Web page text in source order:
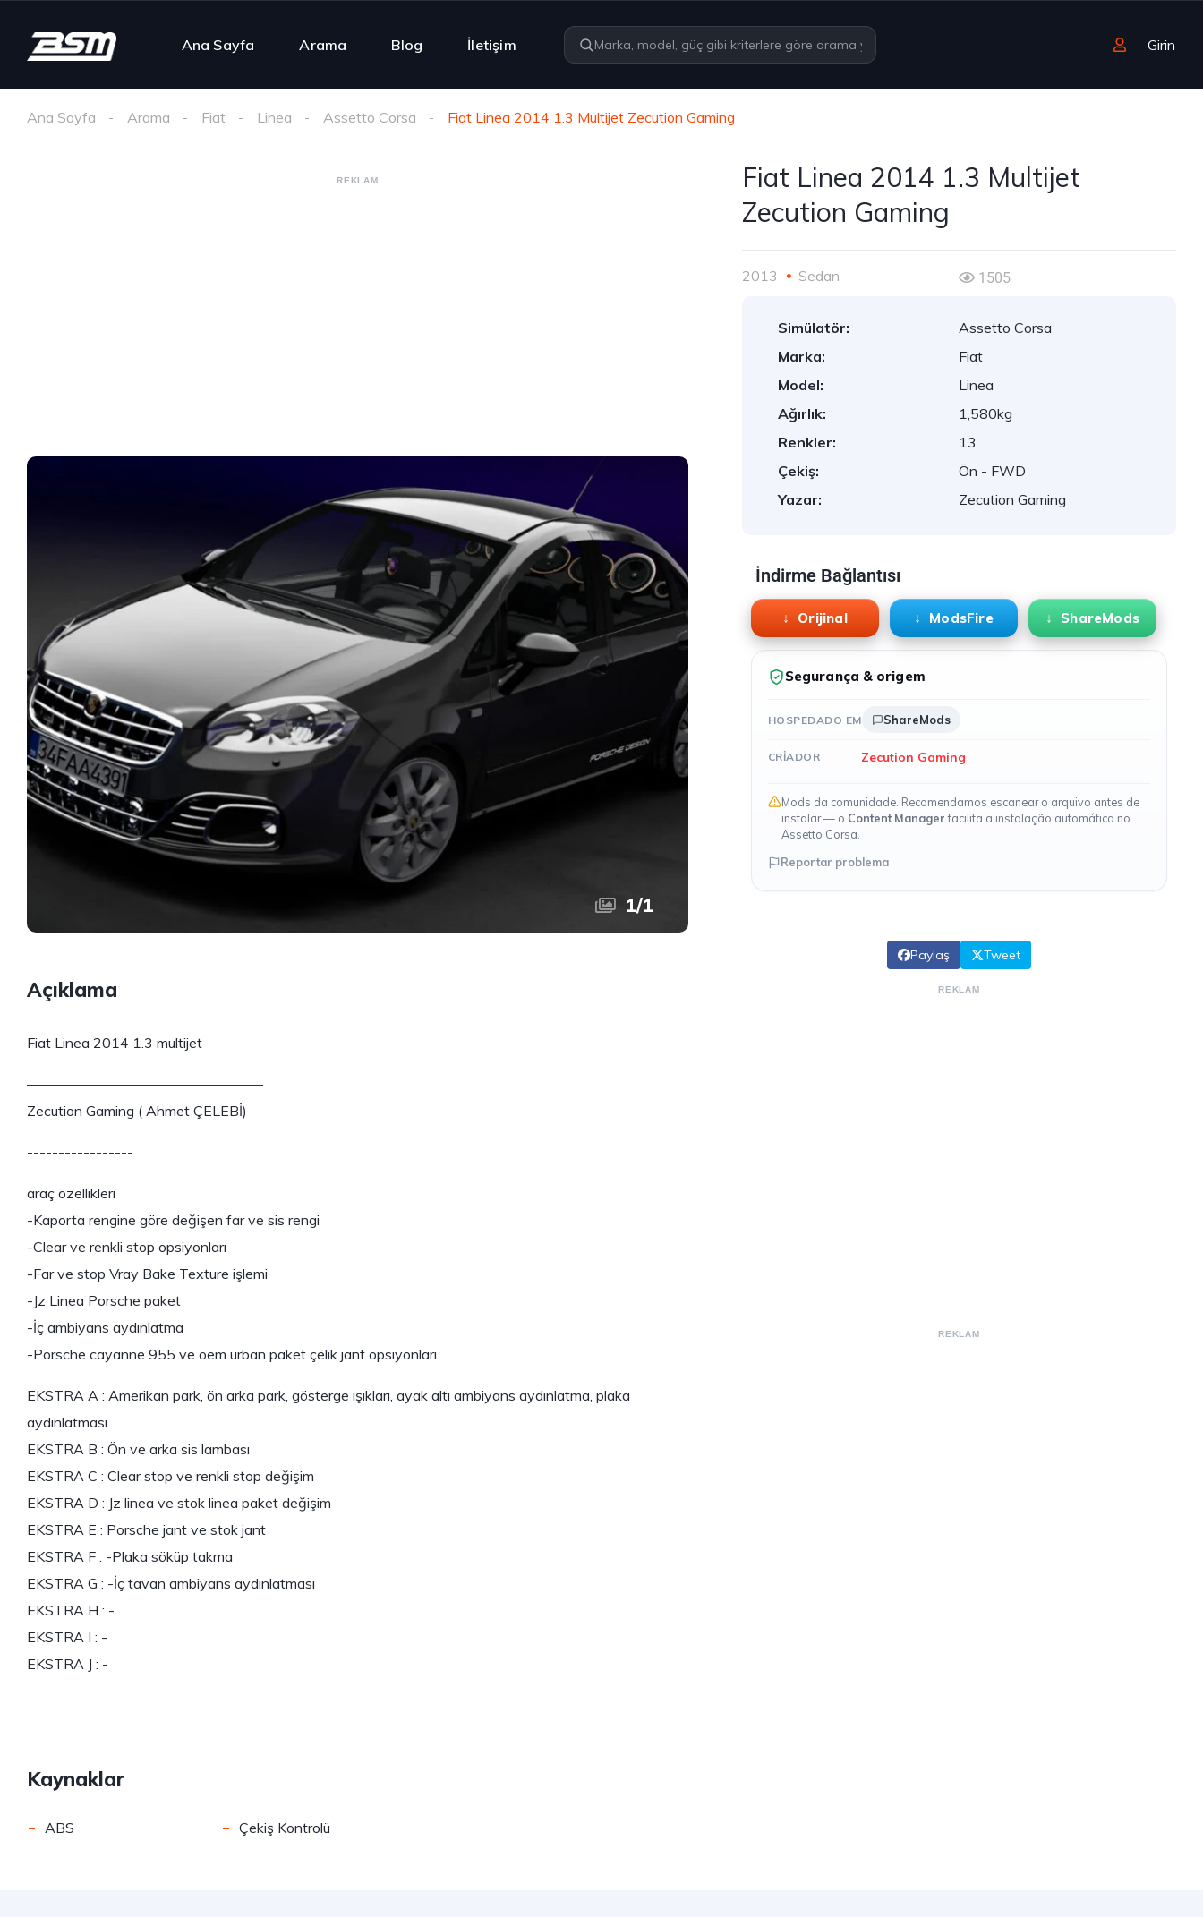
Ana Sayfa Arama Blog İletişim Girin
Ana Sayfa Arama Fiat Linea Assetto Corsa Fiat Linea 2014 1.3 Multijet Zecution Gaming
REKLAM
1/1
Açıklama
Fiat Linea 2014 1.3 multijet
————————————————–
Zecution Gaming ( Ahmet ÇELEBİ)
-----------------
araç özellikleri
-Kaporta rengine göre değişen far ve sis rengi
-Clear ve renkli stop opsiyonları
-Far ve stop Vray Bake Texture işlemi
-Jz Linea Porsche paket
-İç ambiyans aydınlatma
-Porsche cayanne 955 ve oem urban paket çelik jant opsiyonları
EKSTRA A : Amerikan park, ön arka park, gösterge ışıkları, ayak altı ambiyans aydınlatma, plaka
aydınlatması
EKSTRA B : Ön ve arka sis lambası
EKSTRA C : Clear stop ve renkli stop değişim
EKSTRA D : Jz linea ve stok linea paket değişim
EKSTRA E : Porsche jant ve stok jant
EKSTRA F : -Plaka söküp takma
EKSTRA G : -İç tavan ambiyans aydınlatması
EKSTRA H : -
EKSTRA I : -
EKSTRA J : -
Kaynaklar
- ABS - Çekiş Kontrolü
Fiat Linea 2014 1.3 Multijet
Zecution Gaming
2013 Sedan 1505
Simülatör:
Assetto Corsa
Marka:
Fiat
Model:
Linea
Ağırlık:
1,580kg
Renkler:
13
Çekiş:
Ön - FWD
Yazar:
Zecution Gaming
İndirme Bağlantısı
Orijinal ModsFire ShareMods
Segurança & origem
HOSPEDADO EM ShareMods
CRIADOR Zecution Gaming
Mods da comunidade. Recomendamos escanear o arquivo antes de
instalar — o Content Managerfacilita a instalação automática no
Assetto Corsa.
Reportar problema
Paylaş Tweet
REKLAM
REKLAM